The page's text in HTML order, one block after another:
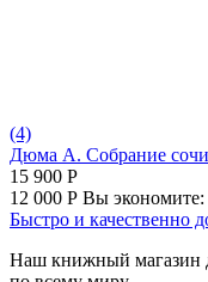
(4)
Дюма А. Собрание
15 900 Р
12 000 Р Вы экономите:
Быстро и качественно
Наш книжный магазин